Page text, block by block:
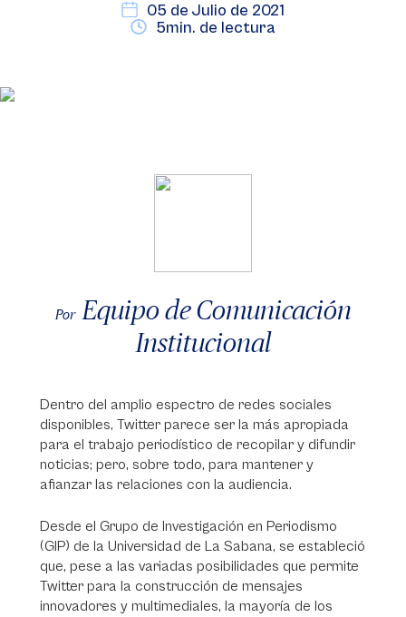
05 de Julio de 2021
5min. de lectura
Por Equipo de Comunicación
Institucional
Dentro del amplio espectro de redes sociales
disponibles, Twitter parece ser la más apropiada
para el trabajo periodístico de recopilar y difundir
noticias; pero, sobre todo, para mantener y
afianzar las relaciones con la audiencia.
Desde el Grupo de Investigación en Periodismo
(GIP) de la Universidad de La Sabana, se estableció
que, pese a las variadas posibilidades que permite
Twitter para la construcción de mensajes
innovadores y multimediales, la mayoría de los